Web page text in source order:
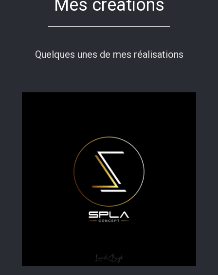
Mes créations
Quelques unes de mes réalisations